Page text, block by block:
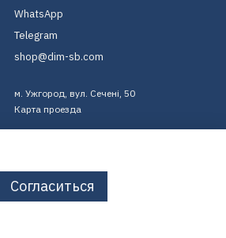
WhatsApp
Telegram
shop@dim-sb.com
м. Ужгород, вул. Сечені, 50
Карта проезда
Согласиться